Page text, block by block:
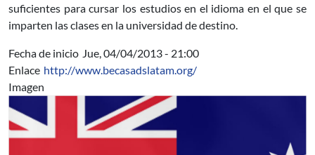
suficientes para cursar los estudios en el idioma en el que se
imparten las clases en la universidad de destino.
Fecha de inicio Jue, 04/04/2013 - 21:00
Enlace http://www.becasadslatam.org/
Imagen